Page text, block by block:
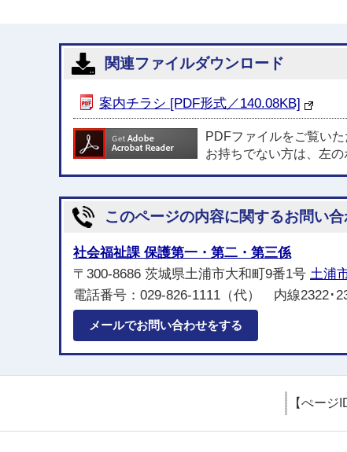
関連ファイルダウンロード
案内チラシ [PDF形式／140.08KB]
PDFファイルをご覧い
お持ちでない方は、左
このページの内容に関するお問い
社会福祉課 保護第一・第二・第三係
〒300-8686 茨城県土浦市大和町9番1号 土浦
電話番号：029-826-1111（代） 内線2322･
メールでお問い合わせをする
【ぺージ